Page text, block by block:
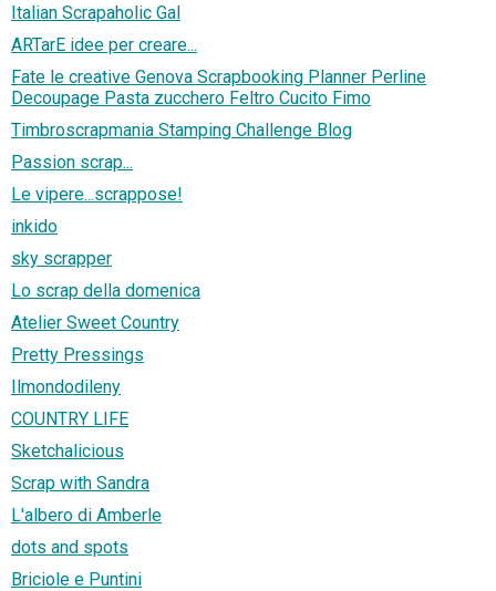
Italian Scrapaholic Gal
ARTarE idee per creare...
Fate le creative Genova Scrapbooking Planner Perline
Decoupage Pasta zucchero Feltro Cucito Fimo
Timbroscrapmania Stamping Challenge Blog
Passion scrap...
Le vipere...scrappose!
inkido
sky scrapper
Lo scrap della domenica
Atelier Sweet Country
Pretty Pressings
Ilmondodileny
COUNTRY LIFE
Sketchalicious
Scrap with Sandra
L'albero di Amberle
dots and spots
Briciole e Puntini